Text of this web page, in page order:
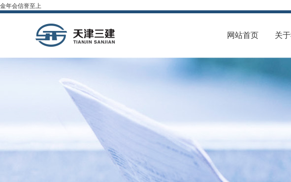
金年会信誉至上
网站首页 关